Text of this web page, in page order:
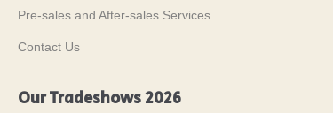
Pre-sales and After-sales Services
Contact Us
Our Tradeshows 2026